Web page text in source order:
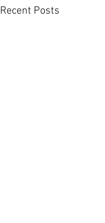
Recent Posts